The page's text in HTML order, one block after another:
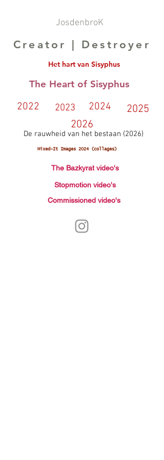
JosdenbroK
Creator | Destroyer
Het hart van Sisyphus
The Heart of Sisyphus
2022 2023 2024
2025
2026
De rauwheid van het bestaan (2026)
Mixed-It Images 2024 (collages)
The Bazkyrat video's
Stopmotion video's
Commissioned video's